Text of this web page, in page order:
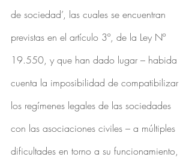
de sociedad’, las cuales se encuentran
previstas en el artículo 3º, de la Ley Nº
19.550, y que han dado lugar – habida
cuenta la imposibilidad de compatibilizar
los regímenes legales de las sociedades
con las asociaciones civiles – a múltiples
dificultades en torno a su funcionamiento,